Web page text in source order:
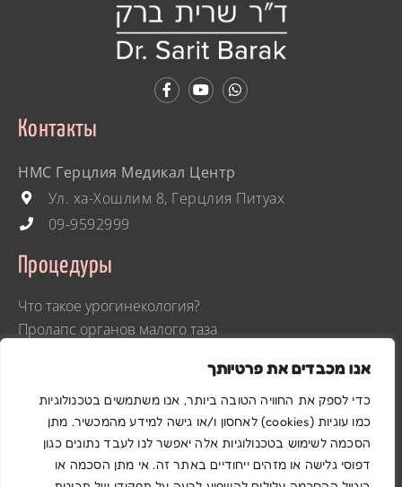
אנו מכבדים את פרטיותך
כדי לספק את החוויה הטובה ביותר, אנו משתמשים בטכנולוגיות
כמו עוגיות (cookies) לאחסון ו/או גישה למידע מהמכשיר. מתן
הסכמה לשימוש בטכנולוגיות אלה יאפשר לנו לעבד נתונים כגון
דפוסי גלישה או מזהים ייחודיים באתר זה. אי מתן הסכמה או
Контакты
HMC Герцлия Медикал Центр
Ул. ха-Хошлим 8, Герцлия Питуах
09-9592999
Процедуры
Что такое урогинекология?
Пролапс органов малого таза
Расстройства органов малого таза
Интимная пластика
Гинекологический лазер